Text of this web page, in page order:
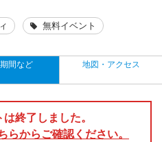
無料イベント
間など 地図・アクセス
終了しました。
からご確認ください。